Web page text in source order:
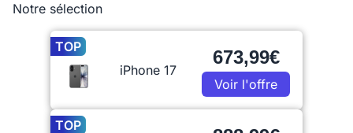
Notre sélection
TOP
iPhone 17
673,99€
Voir l'offre
TOP